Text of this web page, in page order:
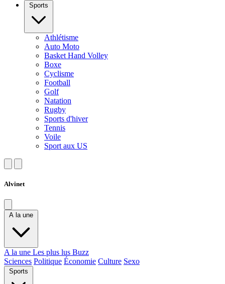
Sports
Athlétisme
Auto Moto
Basket Hand Volley
Boxe
Cyclisme
Football
Golf
Natation
Rugby
Sports d'hiver
Tennis
Voile
Sport aux US
Alvinet
A la une
A la une Les plus lus Buzz
Sciences Politique Économie Culture Sexo
Sports